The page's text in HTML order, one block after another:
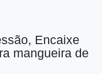
Encaixe
mangueira de